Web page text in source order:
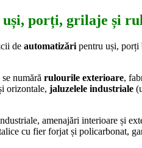
porți, grilaje și
de automatizări pentru uși, porți
numără rulourile exterioare,
orizontale, jaluzelele industriale
amenajări interioare și
cu fier forjat și policarbonat,